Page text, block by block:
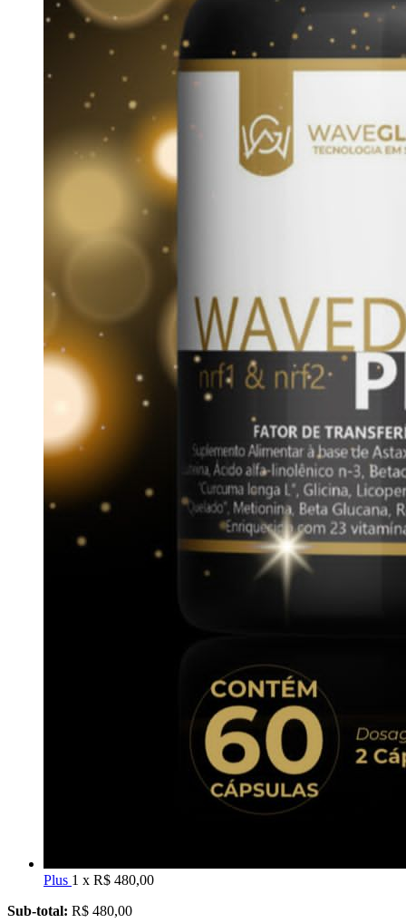
Plus 1 x R$ 480,00
Sub-total: R$ 480,00